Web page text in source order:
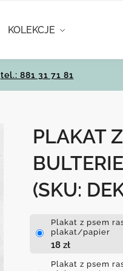
KOLEKCJE
tel.: 881 31 71 81
PLAKAT
(SKU:
Plakat z psem
plakat/papier
18 zł
Plakat z psem